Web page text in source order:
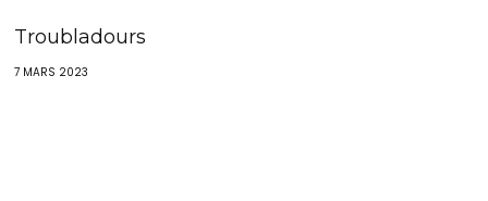
Troubladours
7 MARS 2023